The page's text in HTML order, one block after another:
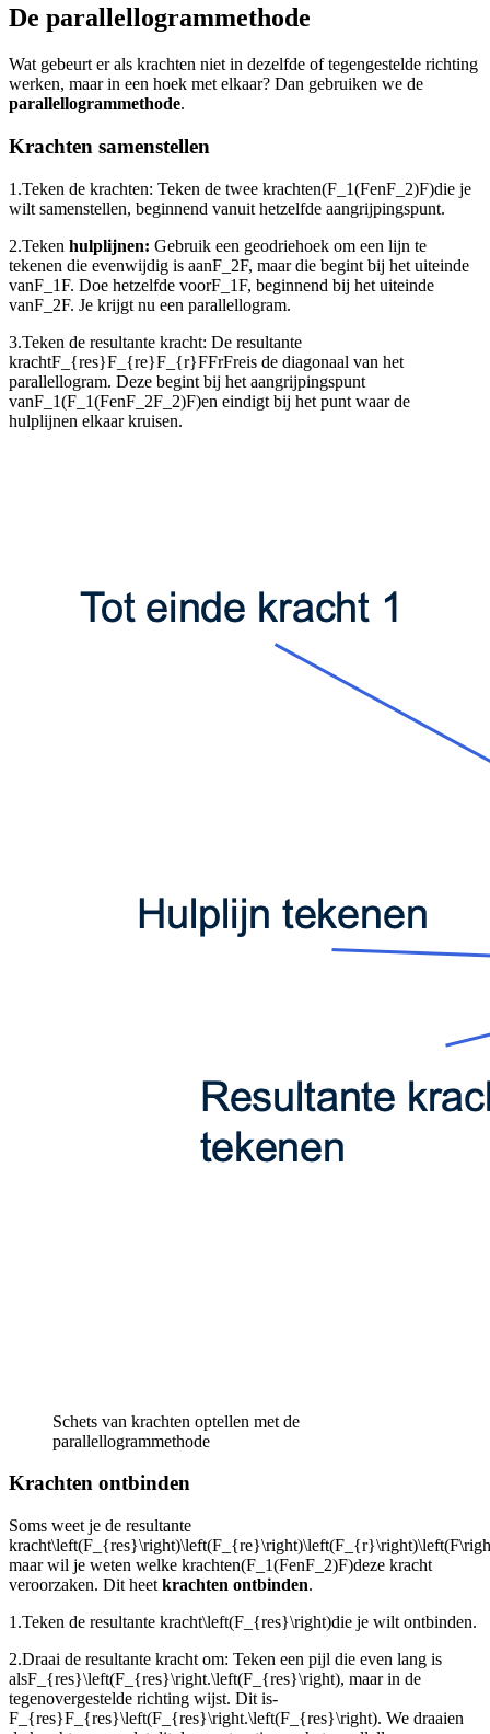
De parallellogrammethode
Wat gebeurt er als krachten niet in dezelfde of tegengestelde richting
werken, maar in een hoek met elkaar? Dan gebruiken we de
parallellogrammethode.
Krachten samenstellen
1.Teken de krachten: Teken de twee krachten(F_1(FenF_2)F)die je
wilt samenstellen, beginnend vanuit hetzelfde aangrijpingspunt.
2.Teken hulplijnen: Gebruik een geodriehoek om een lijn te
tekenen die evenwijdig is aanF_2F, maar die begint bij het uiteinde
vanF_1F. Doe hetzelfde voorF_1F, beginnend bij het uiteinde
vanF_2F. Je krijgt nu een parallellogram.
3.Teken de resultante kracht: De resultante
krachtF_{res}F_{re}F_{r}FFrFreis de diagonaal van het
parallellogram. Deze begint bij het aangrijpingspunt
vanF_1(F_1(FenF_2F_2)F)en eindigt bij het punt waar de
hulplijnen elkaar kruisen.
Schets van krachten optellen met de
parallellogrammethode
Krachten ontbinden
Soms weet je de resultante
kracht
maar wil je weten welke krachten(F_1(FenF_2)F)deze kracht
veroorzaken. Dit heet krachten ontbinden.
1.Teken de resultante kracht\left(F_{res}\right)die je wilt ontbinden.
2.Draai de resultante kracht om: Teken een pijl die even lang is
alsF_{res}\left(F_{res}\right.\left(F_{res}\right), maar in de
tegenovergestelde richting wijst. Dit is-
F_{res}F_{res}\left(F_{res}\right.\left(F_{res}\right). We draaien